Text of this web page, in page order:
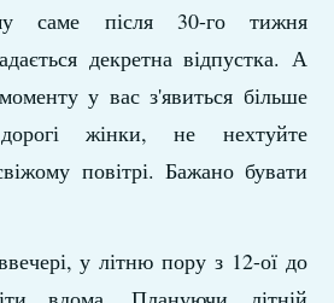
саме після 30-го тижня
декретна відпустка. А
у вас з'явиться більше
жінки, не нехтуйте
повітрі. Бажано бувати
у літню пору з 12-ої до